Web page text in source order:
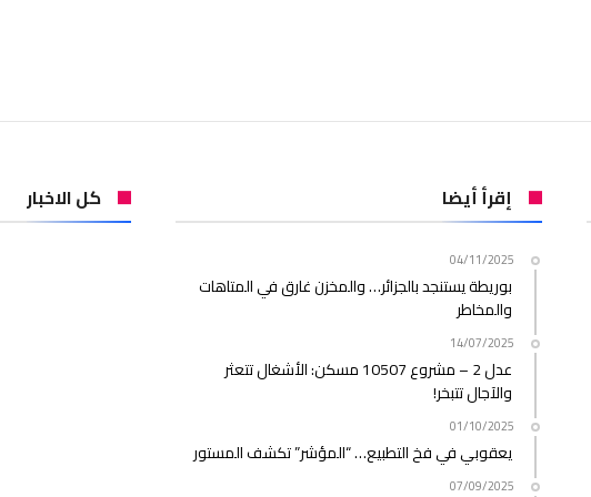
إقرأ أيضا
04/11/2025
بوريطة يستنجد بالجزائر… والمخزن غارق في المتاهات
والمخاطر
14/07/2025
عدل 2 – مشروع 10507 مسكن: الأشغال تتعثر
والآجال تتبخر!
01/10/2025
يعقوبي في فخ التطبيع… “المؤشر” تكشف المستور
07/09/2025
كل الاخبار